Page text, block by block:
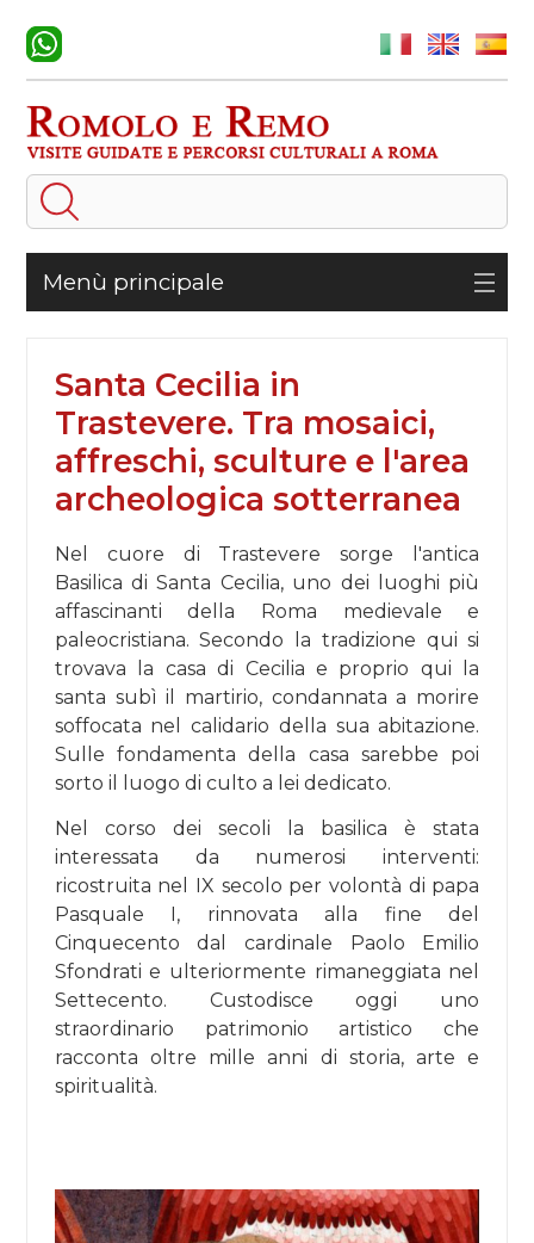
Menù principale
Santa Cecilia in
Trastevere. Tra mosaici,
affreschi, sculture e l'area
archeologica sotterranea
Nel cuore di Trastevere sorge l'antica
Basilica di Santa Cecilia, uno dei luoghi più
affascinanti della Roma medievale e
paleocristiana. Secondo la tradizione qui si
trovava la casa di Cecilia e proprio qui la
santa subì il martirio, condannata a morire
soffocata nel calidario della sua abitazione.
Sulle fondamenta della casa sarebbe poi
sorto il luogo di culto a lei dedicato.
Nel corso dei secoli la basilica è stata
interessata da numerosi interventi:
ricostruita nel IX secolo per volontà di papa
Pasquale I, rinnovata alla fine del
Cinquecento dal cardinale Paolo Emilio
Sfondrati e ulteriormente rimaneggiata nel
Settecento. Custodisce oggi uno
straordinario patrimonio artistico che
racconta oltre mille anni di storia, arte e
spiritualità.